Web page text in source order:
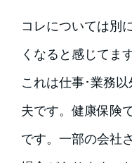
コレについては別
くなると感じてま
これは仕事･業務
夫です。健康保険
です。一部の会社